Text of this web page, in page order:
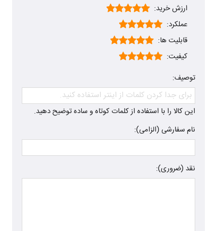
ارزش خرید:
عملکرد:
قابلیت ها:
کیفیت:
توصیف:
این کالا را با استفاده از کلمات کوتاه و ساده توضیح دهید.
نام سفارشی (الزامی):
نقد (ضروری):